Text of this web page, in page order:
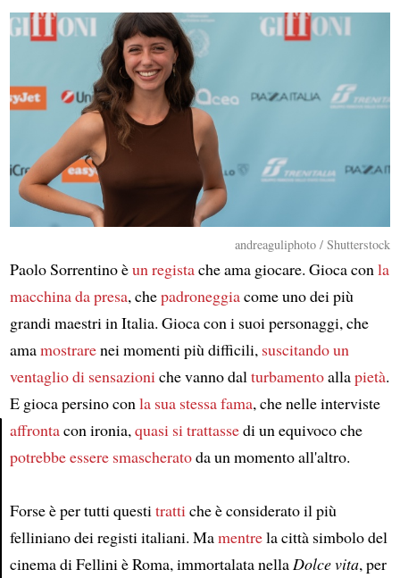
andreaguliphoto / Shutterstock
Paolo Sorrentino èun registache ama giocare. Gioca conla
macchina da presa, chepadroneggiacome uno dei più
grandi maestri in Italia. Gioca con i suoi personaggi, che
amamostrarenei momenti più difficili, suscitando un
ventaglio di sensazioniche vanno dalturbamentoallapietà.
E gioca persino conla sua stessa fama, che nelle interviste
affrontacon ironia,quasi si trattassedi un equivoco che
potrebbe essere smascheratoda un momento all'altro.
Forse è per tutti questitrattiche è considerato il più
felliniano dei registi italiani. Mamentrela città simbolo del
cinema di Fellini è Roma, immortalata nellaDolce vita, per